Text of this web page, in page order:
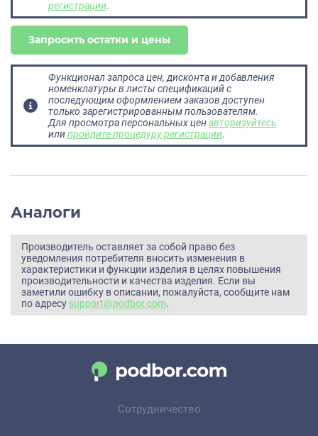
регистрации.
Запросить остатки и цены
Функционал запроса цен, дисконта и добавления
номенклатуры в листы спецификаций с
последующим оформлением заказов доступен
только зарегистрированным пользователям.
Для просмотра персональных ценавторизуйтесь
илипройдите процедуру регистрации.
Аналоги
Производитель оставляет за собой право без
уведомления потребителя вносить изменения в
характеристики и функции изделия в целях повышения
производительности и качества изделия. Если вы
заметили ошибку в описании, пожалуйста, сообщите нам
по адресу support@podbor.com.
Сотрудничество